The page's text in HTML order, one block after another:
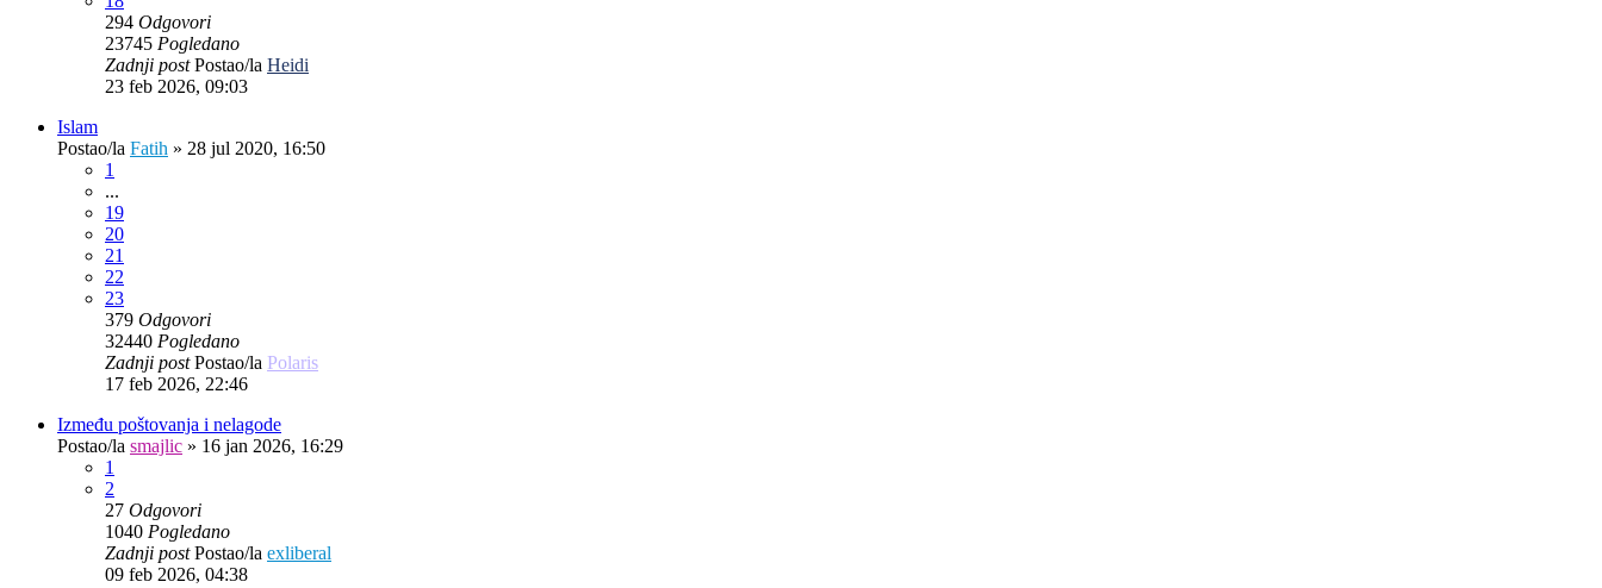
294 Odgovori
23745 Pogledano
Zadnji postPostao/la Heidi
23 feb 2026, 09:03
Islam
Postao/la Fatih » 28 jul 2020, 16:50
1
...
19
20
21
22
23
379 Odgovori
32440 Pogledano
Zadnji postPostao/la Polaris
17 feb 2026, 22:46
Između poštovanja i nelagode
Postao/la smajlic » 16 jan 2026, 16:29
1
2
27 Odgovori
1040 Pogledano
Zadnji postPostao/la exliberal
09 feb 2026, 04:38